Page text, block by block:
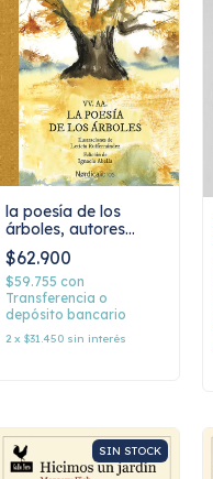
la poesía de los
árboles, autores
varios
$62.900
$59.755 con
Transferencia o
depósito bancario
2 x $31.450 sin interés
SIN STOCK